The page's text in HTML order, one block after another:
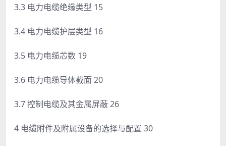
3.3 电力电缆绝缘类型 15
3.4 电力电缆护层类型 16
3.5 电力电缆芯数 19
3.6 电力电缆导体截面 20
3.7 控制电缆及其金属屏蔽 26
4 电缆附件及附属设备的选择与配置 30